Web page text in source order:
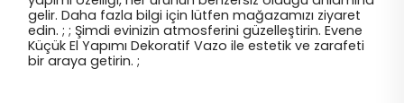
gelir. Daha fazla bilgi için lütfen mağazamızı ziyaret
edin. ; ; Şimdi evinizin atmosferini güzelleştirin. Evene
Küçük El Yapımı Dekoratif Vazo ile estetik ve zarafeti
bir araya getirin. ;